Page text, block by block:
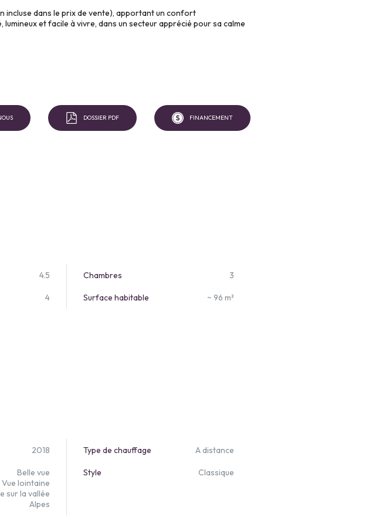
incluse dans le prix de vente), apportant un confort
et facile à vivre, dans un secteur apprécié pour sa calme
DOSSIER PDF FINANCEMENT
4.5 Chambres 3
4 Surface habitable ~ 96 m²
2018 Type de chauffage A distance
Belle vue
Vue lointaine
sur la vallée
Alpes
Style Classique